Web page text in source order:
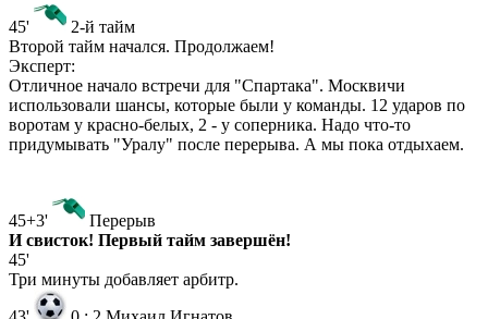
45'
2-й тайм
Второй тайм начался. Продолжаем!
Эксперт:
Отличное начало встречи для "Спартака". Москвичи
использовали шансы, которые были у команды. 12 ударов по
воротам у красно-белых, 2 - у соперника. Надо что-то
придумывать "Уралу" после перерыва. А мы пока отдыхаем.
45+3'
Перерыв
И свисток! Первый тайм завершён!
45'
Три минуты добавляет арбитр.